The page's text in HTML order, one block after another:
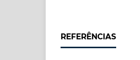
REFERÊNCIAS